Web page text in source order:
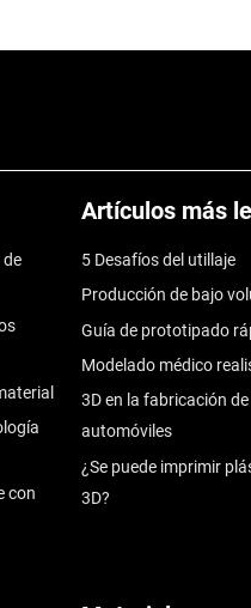
con
Artículos más
5 Desafíos del utillaje
Producción de bajo
Guía de prototipado
Modelado médico
3D en la fabricación de
automóviles
¿Se puede imprimir
3D?